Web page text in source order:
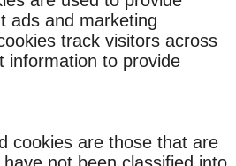
ads and marketing
track visitors across
information to provide
cookies are those that are